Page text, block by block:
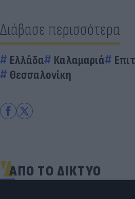
Διάβασε περισσότερα
Ελλάδα Καλαμαριά
Θεσσαλονίκη
ΑΠΟ ΤΟ ΔΙΚΤΥΟ